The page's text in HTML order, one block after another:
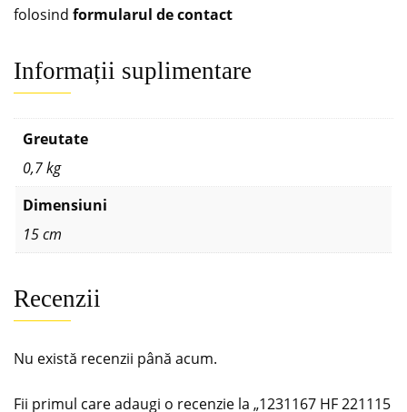
folosind formularul de contact
Informații suplimentare
Greutate
0,7 kg
Dimensiuni
15 cm
Recenzii
Nu există recenzii până acum.
Fii primul care adaugi o recenzie la „1231167 HF 221115